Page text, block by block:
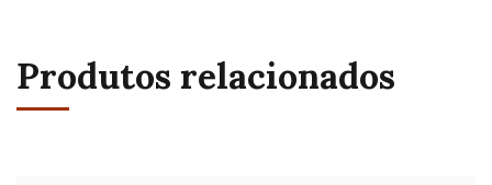
Produtos relacionados